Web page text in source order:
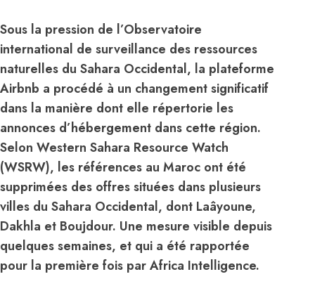
Sous la pression de l’Observatoire
international de surveillance des ressources
naturelles du Sahara Occidental, la plateforme
Airbnb a procédé à un changement significatif
dans la manière dont elle répertorie les
annonces d’hébergement dans cette région.
Selon Western Sahara Resource Watch
(WSRW), les références au Maroc ont été
supprimées des offres situées dans plusieurs
villes du Sahara Occidental, dont Laâyoune,
Dakhla et Boujdour. Une mesure visible depuis
quelques semaines, et qui a été rapportée
pour la première fois par Africa Intelligence.